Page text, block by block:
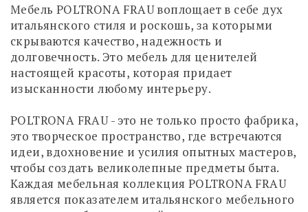
Мебель POLTRONA FRAU воплощает в себе дух
итальянского стиля и роскошь, за которыми
скрываются качество, надежность и
долговечность. Это мебель для ценителей
настоящей красоты, которая придает
изысканности любому интерьеру.
POLTRONA FRAU - это не только просто фабрика,
это творческое пространство, где встречаются
идеи, вдохновение и усилия опытных мастеров,
чтобы создать великолепные предметы быта.
Каждая мебельная коллекция POLTRONA FRAU
является показателем итальянского мебельного